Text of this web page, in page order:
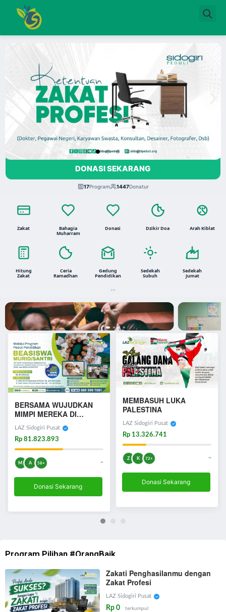
DONASI SEKARANG
17Program 1447Donatur
Zakat Bahagia
Muharram
Donasi Dzikir Doa Arah Kiblat
Hitung
Zakat
Ceria
Ramadhan
Gedung
Pendidikan
Sedekah
Subuh
Sedekah
Jumat
DONASI SEKARANG
Bantu Saudara Kita
BERSAMA WUJUDKAN
MIMPI MEREKA DI
PESANTREN | BEASISWA
SANTRI
LAZ Sidogiri Pusat
Rp 81.823.893
M A 58+ ∞
Donasi Sekarang
MEMBASUH LUKA
PALESTINA
LAZ Sidogiri Pusat
Rp 13.326.741
Z K 72+ ∞
Donasi Sekarang
Program Pilihan #OrangBaik
Zakati Penghasilanmu dengan
Zakat Profesi
LAZ Sidogiri Pusat
Rp 0 terkumpul